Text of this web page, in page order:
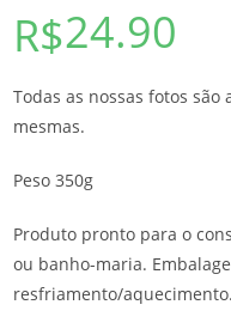
R$24.90
Todas as nossas fotos
mesmas.
Peso 350g
Produto pronto para o
ou banho-maria.
resfriamento/aquecimento.